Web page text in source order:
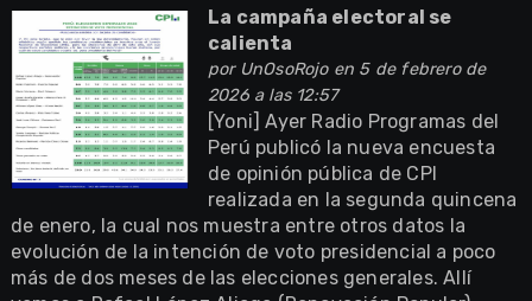
La campaña electoral se
calienta
por UnOsoRojoen 5 de febrero de
2026 a las 12:57
[Yoni] Ayer Radio Programas del
Perú publicó la nueva encuesta
de opinión pública de CPI
realizada en la segunda quincena
de enero, la cual nos muestra entre otros datos la
evolución de la intención de voto presidencial a poco
más de dos meses de las elecciones generales. Allí